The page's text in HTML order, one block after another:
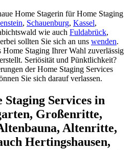
Home Stagerin für Home Staging
, Schauenburg, Kassel,
wie auch Fuldabrück,
sollten Sie sich an uns wenden.
Staging Ihrer Wahl zuverlässig
Seriösität und Pünktlichkeit?
der Home Staging Services
Sie sich darauf verlassen.
Services in
Großenritte,
Altenritte,
Hertingshausen,